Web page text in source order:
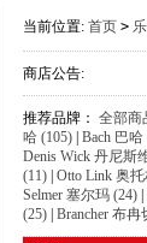
当前位置: 首页 >
商店公告:
推荐品牌： 全部商
哈 (105) Bach 巴哈
Denis Wick 丹尼斯
(11) Otto Link 奥
Selmer 塞尔玛 (24)
(25) Brancher 布冉